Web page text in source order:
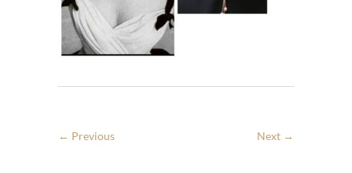
← Previous Next →